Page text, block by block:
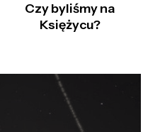
Czy byliśmy na
Księżycu?